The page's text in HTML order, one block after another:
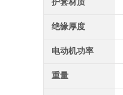
护套材质
绝缘厚度
电动机功率
重量